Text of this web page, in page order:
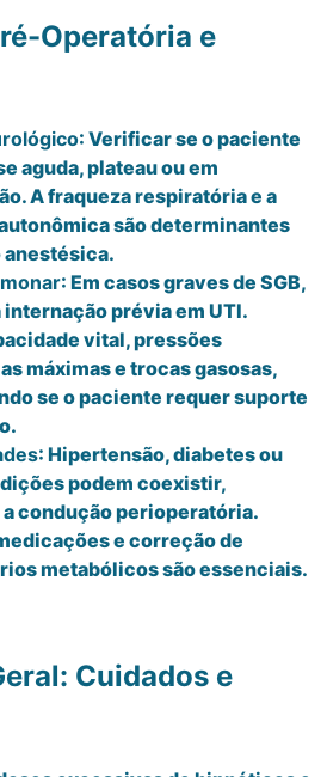
Operatória e
: Verificar se o paciente
aguda, plateau ou em
A fraqueza respiratória e a
são determinantes
anestésica.
: Em casos graves de SGB,
internação prévia em UTI.
vital, pressões
máximas e trocas gasosas,
se o paciente requer suporte
: Hipertensão, diabetes ou
podem coexistir,
condução perioperatória.
e correção de
metabólicos são essenciais.
Cuidados e